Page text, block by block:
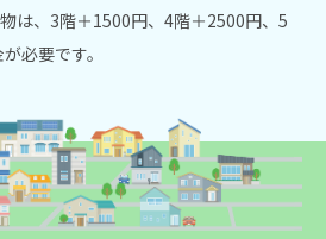
は、3階＋1500円、4階＋2500円、5
必要です。